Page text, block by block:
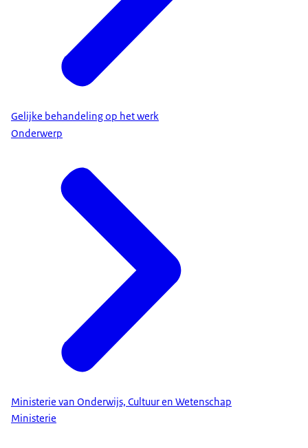
Gelijke behandeling op het werk
Onderwerp
Ministerie van Onderwijs, Cultuur en Wetenschap
Ministerie